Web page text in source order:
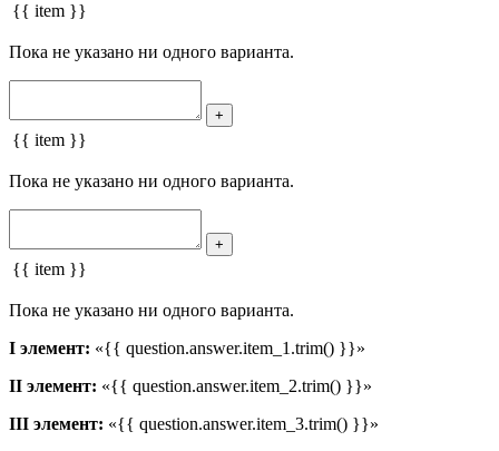
{{ item }}
Пока не указано ни одного варианта.
+
{{ item }}
Пока не указано ни одного варианта.
+
{{ item }}
Пока не указано ни одного варианта.
I элемент: «{{ question.answer.item_1.trim() }}»
II элемент: «{{ question.answer.item_2.trim() }}»
III элемент: «{{ question.answer.item_3.trim() }}»